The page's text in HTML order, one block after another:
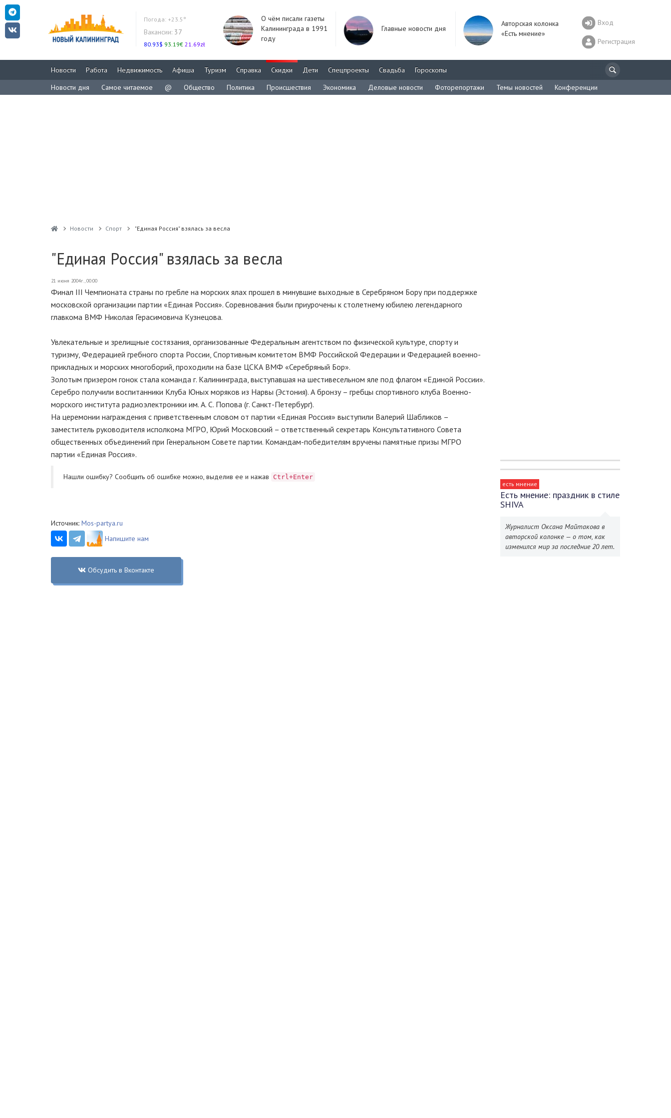
Погода: +23.5°
Вакансии: 37
80.93$ 93.19€ 21.69zł
О чём писали газеты
Калининграда в 1991
году
Главные новости дня
Авторская колонка
«Есть мнение»
Вход
Регистрация
Новости Работа Недвижимость Афиша Туризм Справка Скидки Дети Спецпроекты Свадьба
Гороскопы
Новости дня
Самое читаемое @ Общество Политика Происшествия Экономика Деловые новости Фоторепортажи Темы новостей Конференции
Новости Спорт "Единая Россия" взялась за весла
"Единая Россия" взялась за весла
21 июня 2004г., 00:00
Финал III Чемпионата страны по гребле на морских ялах прошел в минувшие выходные в Серебряном Бору при поддержке
московской организации партии «Единая Россия». Соревнования были приурочены к столетнему юбилею легендарного
главкома ВМФ Николая Герасимовича Кузнецова.
Увлекательные и зрелищные состязания, организованные Федеральным агентством по физической культуре, спорту и
туризму, Федерацией гребного спорта России, Спортивным комитетом ВМФ Российской Федерации и Федерацией военно-
прикладных и морских многоборий, проходили на базе ЦСКА ВМФ «Серебряный Бор».
Золотым призером гонок стала команда г. Калининграда, выступавшая на шестивесельном яле под флагом «Единой России».
Серебро получили воспитанники Клуба Юных моряков из Нарвы (Эстония). А бронзу – гребцы спортивного клуба Военно-
морского института радиоэлектроники им. А. С. Попова (г. Санкт-Петербург).
На церемонии награждения с приветственным словом от партии «Единая Россия» выступили Валерий Шабликов –
заместитель руководителя исполкома МГРО, Юрий Московский – ответственный секретарь Консультативного Совета
общественных объединений при Генеральном Совете партии. Командам-победителям вручены памятные призы МГРО
партии «Единая Россия».
Нашли ошибку? Cообщить об ошибке можно, выделив ее и нажав Ctrl+Enter
Источник: Mos-partya.ru
Напишите нам
Обсудить в Вконтакте
есть мнение
Есть мнение: праздник в стиле
SHIVA
Журналист Оксана Майтакова в
авторской колонке — о том, как
изменился мир за последние 20 лет.